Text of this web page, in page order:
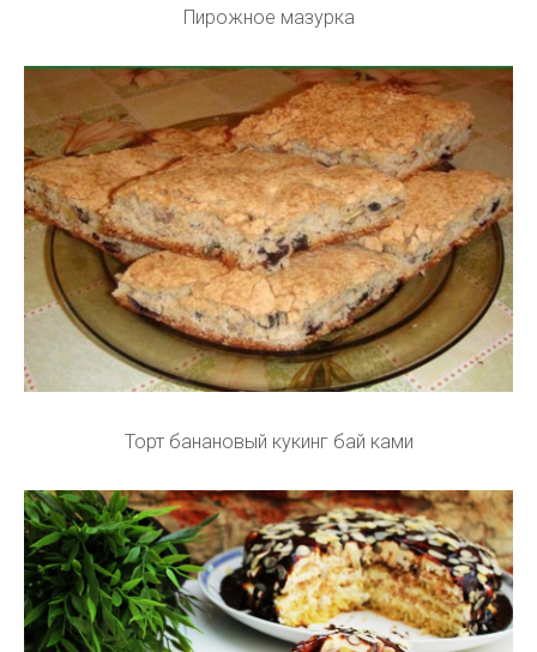
Пирожное мазурка
Торт банановый кукинг бай ками